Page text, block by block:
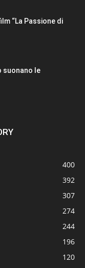
“La Passione di
suonano le
400
392
307
274
244
196
120